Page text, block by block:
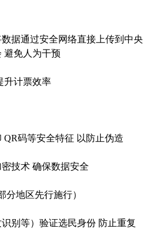
据通过安全网络直接上传到中央
避免人为干预
升计票效率
码等安全特征 以防止伪造
技术 确保数据安全
分地区先行施行）
别等）验证选民身份 防止重复